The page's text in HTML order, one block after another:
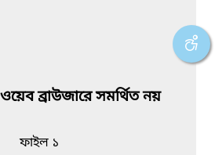
ব্রাউজারে সমর্থিত নয়
ফাইল ১